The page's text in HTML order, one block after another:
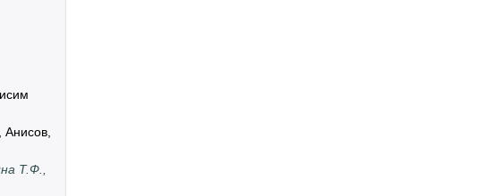
Т.Ф.,